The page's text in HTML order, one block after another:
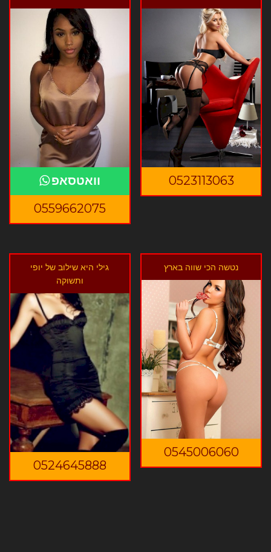
0523113063
וואטסאפ
0559662075
נטשה הכי שווה בארץ
0545006060
גילי היא שילוב של יופי
ותשוקה
0524645888